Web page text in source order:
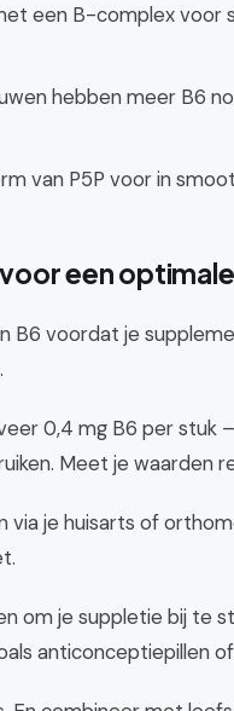
een B-complex voor
hebben meer B6
van P5P voor in
een
B6 voordat je
0,4 mg B6 per stuk
Meet je waarden
via je huisarts of
om je suppletie bij te
anticonceptiepillen